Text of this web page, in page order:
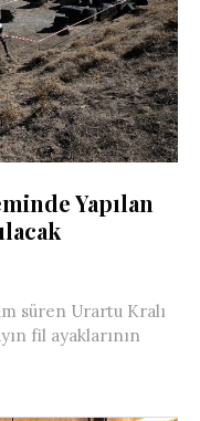
Yapılan
süren Urartu Kralı
fil ayaklarının